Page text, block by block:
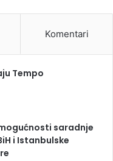
Komentari
Tempo
saradnje
i Istanbulske